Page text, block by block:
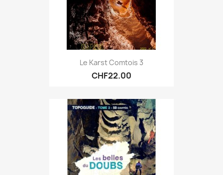
Le Karst Comtois 3
CHF22.00